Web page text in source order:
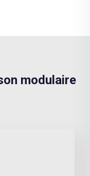
modulaire